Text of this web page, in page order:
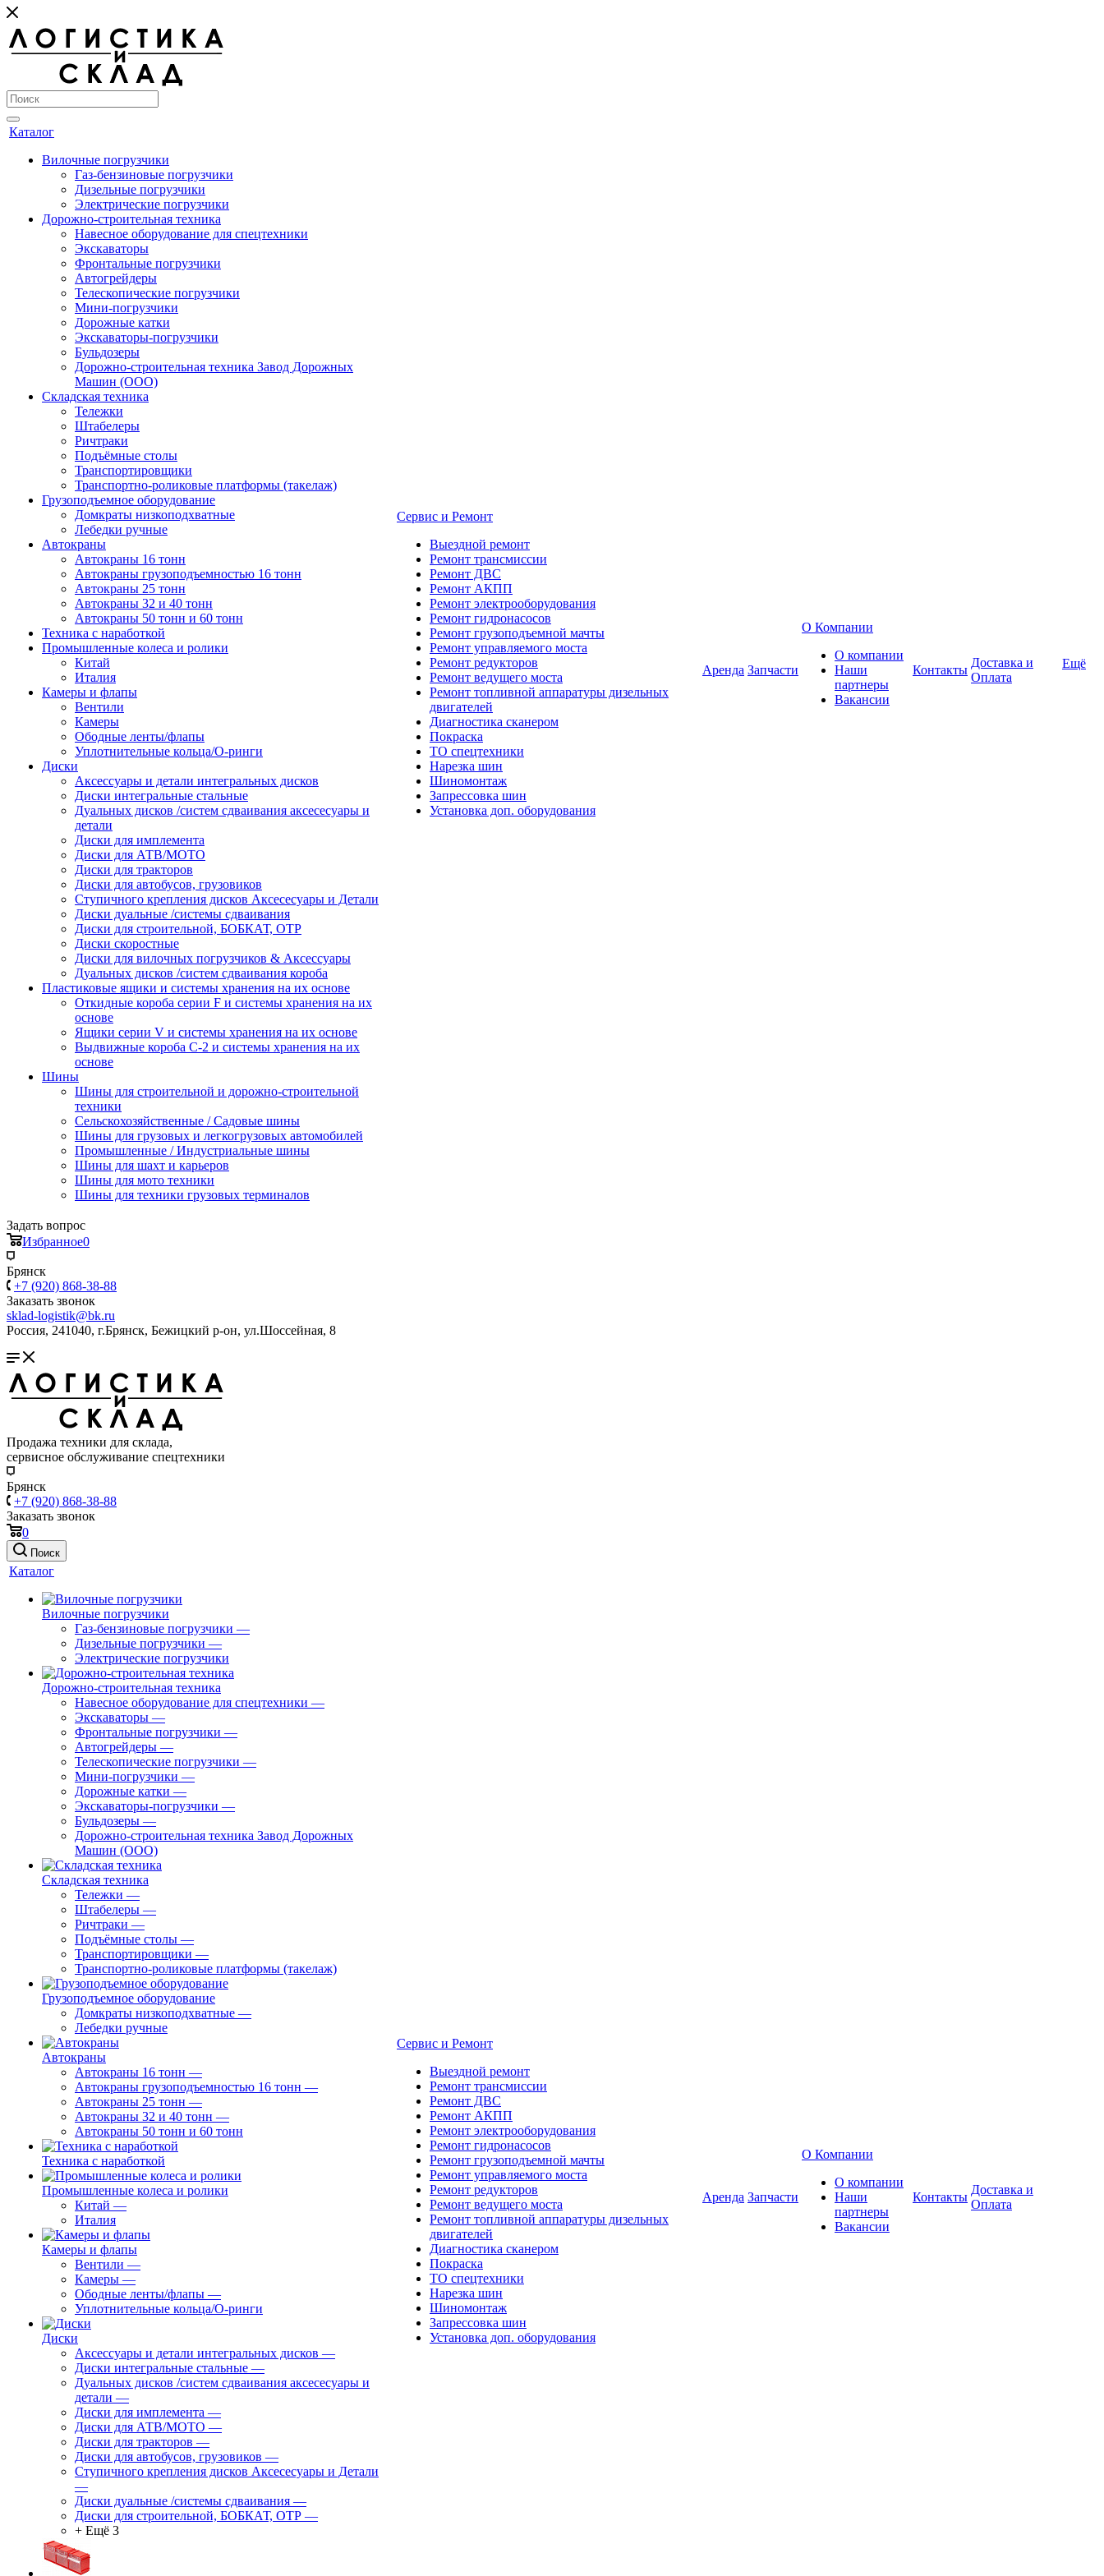
Каталог
Вилочные погрузчики
Газ-бензиновые погрузчики
Дизельные погрузчики
Электрические погрузчики
Дорожно-строительная техника
Навесное оборудование для спецтехники
Экскаваторы
Фронтальные погрузчики
Автогрейдеры
Телескопические погрузчики
Мини-погрузчики
Дорожные катки
Экскаваторы-погрузчики
Бульдозеры
Дорожно-строительная техника Завод Дорожных
Машин (ООО)
Складская техника
Тележки
Штабелеры
Ричтраки
Подъёмные столы
Транспортировщики
Транспортно-роликовые платформы (такелаж)
Грузоподъемное оборудование
Домкраты низкоподхватные
Лебедки ручные
Автокраны
Автокраны 16 тонн
Автокраны грузоподъемностью 16 тонн
Автокраны 25 тонн
Автокраны 32 и 40 тонн
Автокраны 50 тонн и 60 тонн
Техника с наработкой
Промышленные колеса и ролики
Китай
Италия
Камеры и флапы
Вентили
Камеры
Ободные ленты/флапы
Уплотнительные кольца/О-ринги
Диски
Аксессуары и детали интегральных дисков
Диски интегральные стальные
Дуальных дисков /систем сдваивания аксесесуары и
детали
Диски для имплемента
Диски для АТВ/МОТО
Диски для тракторов
Диски для автобусов, грузовиков
Ступичного крепления дисков Аксесесуары и Детали
Диски дуальные /системы сдваивания
Диски для строительной, БОБКАТ, ОТР
Диски скоростные
Диски для вилочных погрузчиков & Аксессуары
Дуальных дисков /систем сдваивания короба
Пластиковые ящики и системы хранения на их основе
Откидные короба серии F и системы хранения на их
основе
Ящики серии V и системы хранения на их основе
Выдвижные короба С-2 и системы хранения на их
основе
Шины
Шины для строительной и дорожно-строительной
техники
Сельскохозяйственные / Садовые шины
Шины для грузовых и легкогрузовых автомобилей
Промышленные / Индустриальные шины
Шины для шахт и карьеров
Шины для мото техники
Шины для техники грузовых терминалов
Сервис и Ремонт
Выездной ремонт
Ремонт трансмиссии
Ремонт ДВС
Ремонт АКПП
Ремонт электрооборудования
Ремонт гидронасосов
Ремонт грузоподъемной мачты
Ремонт управляемого моста
Ремонт редукторов
Ремонт ведущего моста
Ремонт топливной аппаратуры дизельных
двигателей
Диагностика сканером
Покраска
ТО спецтехники
Нарезка шин
Шиномонтаж
Запрессовка шин
Установка доп. оборудования
Аренда Запчасти
О Компании
О компании
Наши
партнеры
Вакансии
Контакты
Доставка и
Оплата
Ещё
Задать вопрос
Избранное0
Брянск
+7 (920) 868-38-88
Заказать звонок
sklad-logistik@bk.ru
Россия, 241040, г.Брянск, Бежицкий р-он, ул.Шоссейная, 8
Продажа техники для склада,
сервисное обслуживание спецтехники
Брянск
+7 (920) 868-38-88
Заказать звонок
0
Поиск
Каталог
Вилочные погрузчики
Газ-бензиновые погрузчики —
Дизельные погрузчики —
Электрические погрузчики
Дорожно-строительная техника
Навесное оборудование для спецтехники —
Экскаваторы —
Фронтальные погрузчики —
Автогрейдеры —
Телескопические погрузчики —
Мини-погрузчики —
Дорожные катки —
Экскаваторы-погрузчики —
Бульдозеры —
Дорожно-строительная техника Завод Дорожных
Машин (ООО)
Складская техника
Тележки —
Штабелеры —
Ричтраки —
Подъёмные столы —
Транспортировщики —
Транспортно-роликовые платформы (такелаж)
Грузоподъемное оборудование
Домкраты низкоподхватные —
Лебедки ручные
Автокраны
Автокраны 16 тонн —
Автокраны грузоподъемностью 16 тонн —
Автокраны 25 тонн —
Автокраны 32 и 40 тонн —
Автокраны 50 тонн и 60 тонн
Техника с наработкой
Промышленные колеса и ролики
Китай —
Италия
Камеры и флапы
Вентили —
Камеры —
Ободные ленты/флапы —
Уплотнительные кольца/О-ринги
Диски
Аксессуары и детали интегральных дисков —
Диски интегральные стальные —
Дуальных дисков /систем сдваивания аксесесуары и
детали —
Диски для имплемента —
Диски для АТВ/МОТО —
Диски для тракторов —
Диски для автобусов, грузовиков —
Ступичного крепления дисков Аксесесуары и Детали
—
Диски дуальные /системы сдваивания —
Диски для строительной, БОБКАТ, ОТР —
+ Ещё 3
Сервис и Ремонт
Выездной ремонт
Ремонт трансмиссии
Ремонт ДВС
Ремонт АКПП
Ремонт электрооборудования
Ремонт гидронасосов
Ремонт грузоподъемной мачты
Ремонт управляемого моста
Ремонт редукторов
Ремонт ведущего моста
Ремонт топливной аппаратуры дизельных
двигателей
Диагностика сканером
Покраска
ТО спецтехники
Нарезка шин
Шиномонтаж
Запрессовка шин
Установка доп. оборудования
Аренда Запчасти
О Компании
О компании
Наши
партнеры
Вакансии
Контакты
Доставка и
Оплата